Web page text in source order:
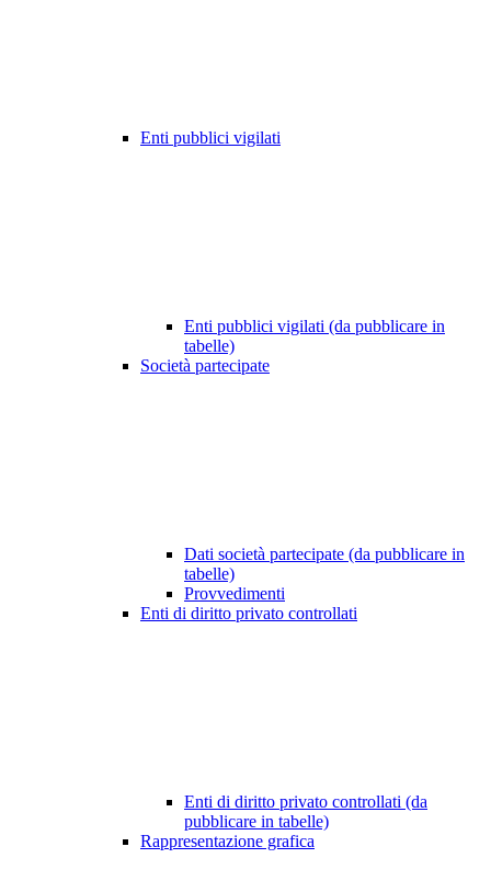
Enti pubblici vigilati
Enti pubblici vigilati (da pubblicare in
tabelle)
Società partecipate
Dati società partecipate (da pubblicare in
tabelle)
Provvedimenti
Enti di diritto privato controllati
Enti di diritto privato controllati (da
pubblicare in tabelle)
Rappresentazione grafica